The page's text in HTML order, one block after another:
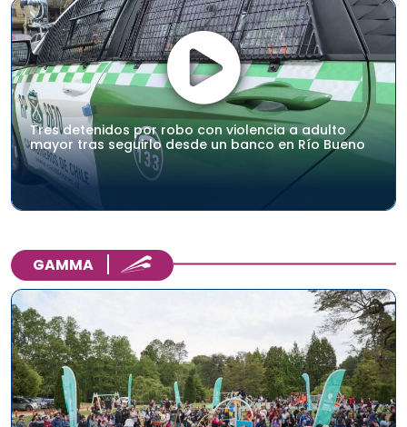
Tres detenidos por robo con violencia a adulto
mayor tras seguirlo desde un banco en Río Bueno
GAMMA